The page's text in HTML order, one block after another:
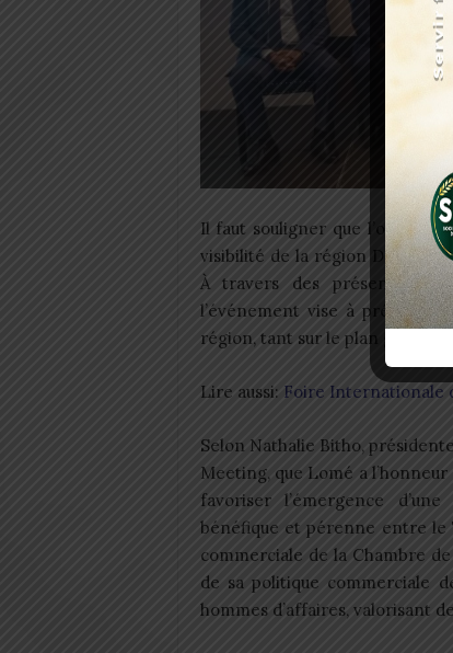
Il faut souligner que l’objectif
visibilité de la région Dakhla-
À travers des
l’événement vise à
région, tant sur le plan
Lire aussi: Foire Internationale
Selon Nathalie Bitho,
Meeting, que Lomé a
favoriser l’émergence
bénéfique et pérenne entre le
commerciale de la Chambre
de sa politique commerciale
hommes d’affaires, valorisant